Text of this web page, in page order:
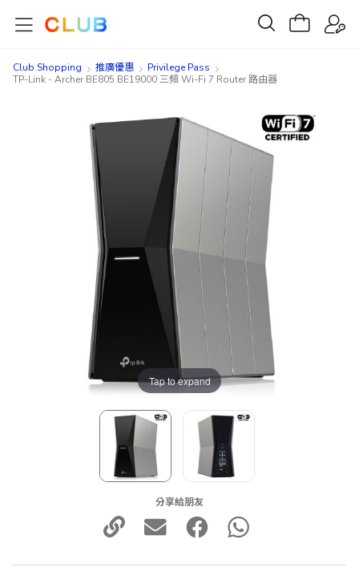
Club Shopping 推廣優惠
Privilege Pass
TP-Link - Archer BE805 BE19000 三頻 Wi-Fi 7 Router 路由器
Tap to expand
分享給朋友